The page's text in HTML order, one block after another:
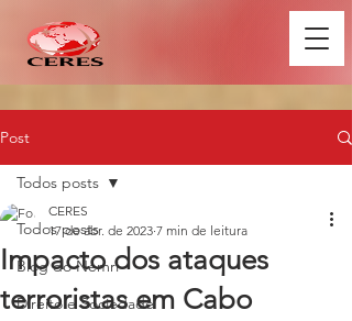
Post
Todos posts
Blog do Nemri
Direito e Sociedade
Todos posts
Impacto dos ataques
terroristas em Cabo
CERES
17 de abr. de 2023 7 min de leitura